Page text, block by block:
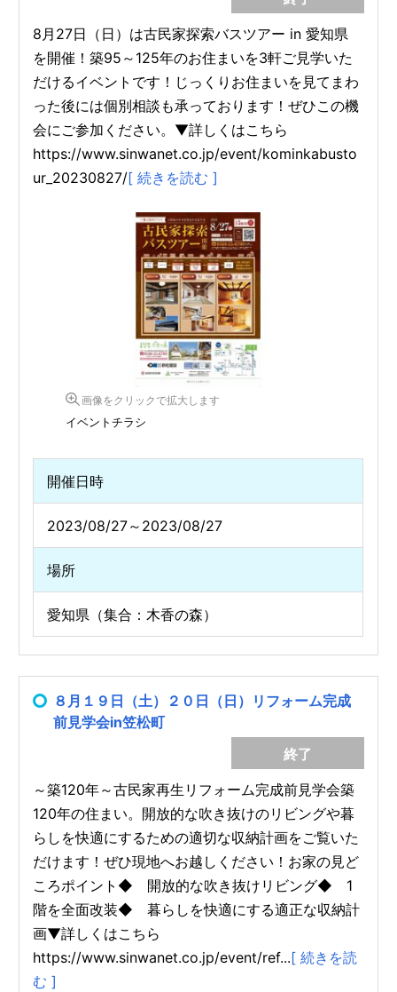
8月27日（日）は古民家探索バスツアー in 愛知県
を開催！築95～125年のお住まいを3軒ご見学いた
だけるイベントです！じっくりお住まいを見てまわ
った後には個別相談も承っております！ぜひこの機
会にご参加ください。▼詳しくはこちら
https://www.sinwanet.co.jp/event/kominkabusto
ur_20230827/[ 続きを読む ]
画像をクリックで拡大します
イベントチラシ
開催日時
2023/08/27～2023/08/27
場所
愛知県（集合：木香の森）
８月１９日（土）２０日（日）リフォーム完成
前見学会in笠松町
終了
～築120年～古民家再生リフォーム完成前見学会築
120年の住まい。開放的な吹き抜けのリビングや暮
らしを快適にするための適切な収納計画をご覧いた
だけます！ぜひ現地へお越しください！お家の見ど
ころポイント◆ 開放的な吹き抜けリビング◆ 1
階を全面改装◆ 暮らしを快適にする適正な収納計
画▼詳しくはこちら
https://www.sinwanet.co.jp/event/ref...[ 続きを読
む ]